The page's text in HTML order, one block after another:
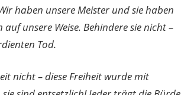
haben unsere Meister und sie haben
unsere Weise. Behindere sie nicht –
Tod.
nicht – diese Freiheit wurde mit